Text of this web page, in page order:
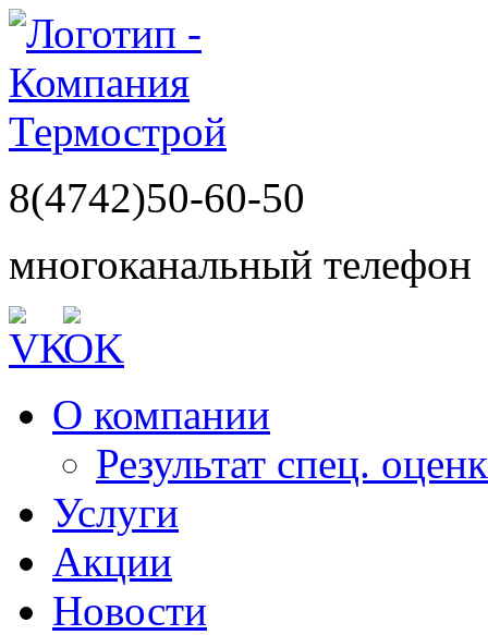
8(4742)50-60-50
многоканальный телефон
О компании
Результат спец.
Услуги
Акции
Новости